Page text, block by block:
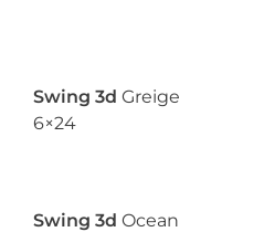
Swing 3d Greige
6×24
Swing 3d Ocean